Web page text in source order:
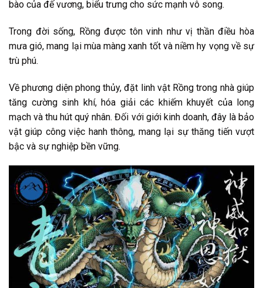
bào của đế vương, biểu trưng cho sức mạnh vô song.
Trong đời sống, Rồng được tôn vinh như vị thần điều hòa
mưa gió, mang lại mùa màng xanh tốt và niềm hy vọng về sự
trù phú.
Về phương diện phong thủy, đặt linh vật Rồng trong nhà giúp
tăng cường sinh khí, hóa giải các khiếm khuyết của long
mạch và thu hút quý nhân. Đối với giới kinh doanh, đây là bảo
vật giúp công việc hanh thông, mang lại sự thăng tiến vượt
bậc và sự nghiệp bền vững.